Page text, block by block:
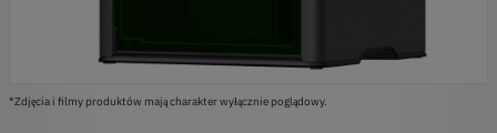
*Zdjęcia i filmy produktów mają charakter wyłącznie poglądowy.